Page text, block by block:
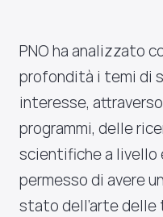
PNO ha analizzato
profondità i temi di
interesse,
programmi, delle
scientifiche a livello
permesso di avere
stato dell’arte